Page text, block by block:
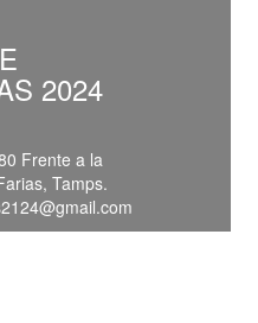
2024
Frente a la
Tamps.